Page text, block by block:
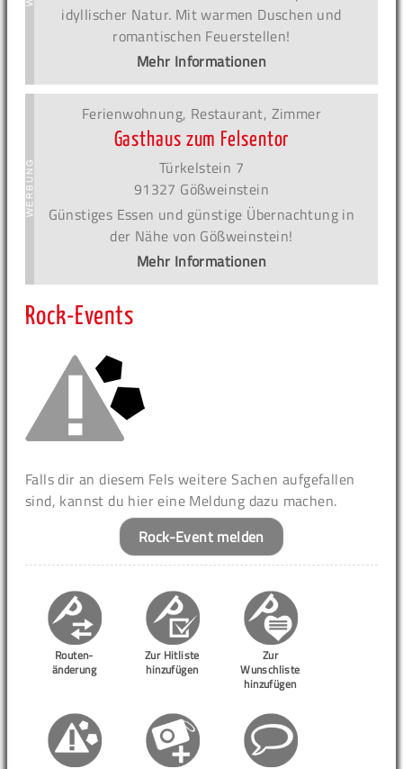
idyllischer Natur. Mit warmen Duschen und
romantischen Feuerstellen!
Mehr Informationen
Ferienwohnung, Restaurant, Zimmer
Gasthaus zum Felsentor
Türkelstein 7
91327 Gößweinstein
Günstiges Essen und günstige Übernachtung in
der Nähe von Gößweinstein!
Mehr Informationen
Rock-Events
Falls dir an diesem Fels weitere Sachen aufgefallen
sind, kannst du hier eine Meldung dazu machen.
Rock-Event melden
Routen-
änderung
Zur Hitliste
hinzufügen
Zur
Wunschliste
hinzufügen